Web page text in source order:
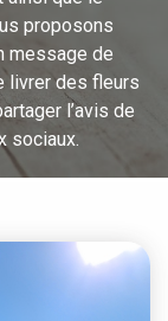
proposons
message de
livrer des fleurs
l’avis de
sociaux.